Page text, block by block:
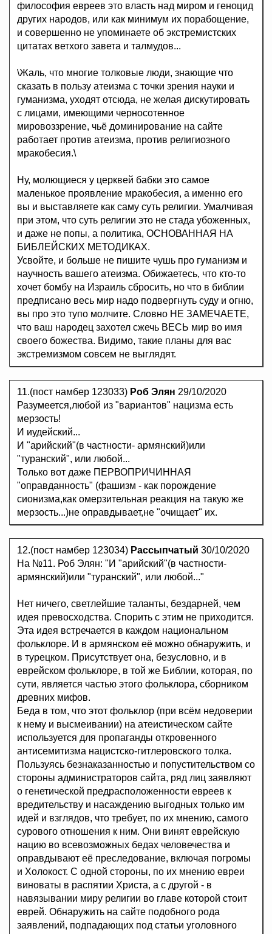
философия евреев это власть над миром и геноцид
других народов, или как минимум их порабощение,
и совершенно не упоминаете об экстремистских
цитатах ветхого завета и талмудов...
\Жаль, что многие толковые люди, знающие что
сказать в пользу атеизма с точки зрения науки и
гуманизма, уходят отсюда, не желая дискутировать
с лицами, имеющими черносотенное
мировоззрение, чьё доминирование на сайте
работает против атеизма, против религиозного
мракобесия.\
Ну, молющиеся у церквей бабки это самое
маленькое проявление мракобесия, а именно его
вы и выставляете как саму суть религии. Умалчивая
при этом, что суть религии это не стада убоженных,
и даже не попы, а политика, ОСНОВАННАЯ НА
БИБЛЕЙСКИХ МЕТОДИКАХ.
Усвойте, и больше не пишите чушь про гуманизм и
научность вашего атеизма. Обижаетесь, что кто-то
хочет бомбу на Израиль сбросить, но что в библии
предписано весь мир надо подвергнуть суду и огню,
вы про это тупо молчите. Словно НЕ ЗАМЕЧАЕТЕ,
что ваш народец захотел сжечь ВЕСЬ мир во имя
своего божества. Видимо, такие планы для вас
экстремизмом совсем не выглядят.
11.(пост намбер 123033) Роб Элян 29/10/2020
Разумеется,любой из "вариантов" нацизма есть
мерзость!
И иудейский...
И "арийский"(в частности- армянский)или
"туранский", или любой...
Только вот даже ПЕРВОПРИЧИННАЯ
"оправданность" (фашизм - как порождение
сионизма,как омерзительная реакция на такую же
мерзость...)не оправдывает,не "очищает" их.
12.(пост намбер 123034) Рассыпчатый 30/10/2020
На №11. Роб Элян: "И "арийский"(в частности-
армянский)или "туранский", или любой..."
Нет ничего, светлейшие таланты, бездарней, чем
идея превосходства. Спорить с этим не приходится.
Эта идея встречается в каждом национальном
фольклоре. И в армянском её можно обнаружить, и
в турецком. Присутствует она, безусловно, и в
еврейском фольклоре, в той же Библии, которая, по
сути, является частью этого фольклора, сборником
древних мифов.
Беда в том, что этот фольклор (при всём недоверии
к нему и высмеивании) на атеистическом сайте
используется для пропаганды откровенного
антисемитизма нацистско-гитлеровского толка.
Пользуясь безнаказанностью и попустительством со
стороны администраторов сайта, ряд лиц заявляют
о генетической предрасположенности евреев к
вредительству и насаждению выгодных только им
идей и взглядов, что требует, по их мнению, самого
сурового отношения к ним. Они винят еврейскую
нацию во всевозможных бедах человечества и
оправдывают её преследование, включая погромы
и Холокост. С одной стороны, по их мнению евреи
виноваты в распятии Христа, а с другой - в
навязывании миру религии во главе которой стоит
еврей. Обнаружить на сайте подобного рода
заявлений, подпадающих под статьи уголовного